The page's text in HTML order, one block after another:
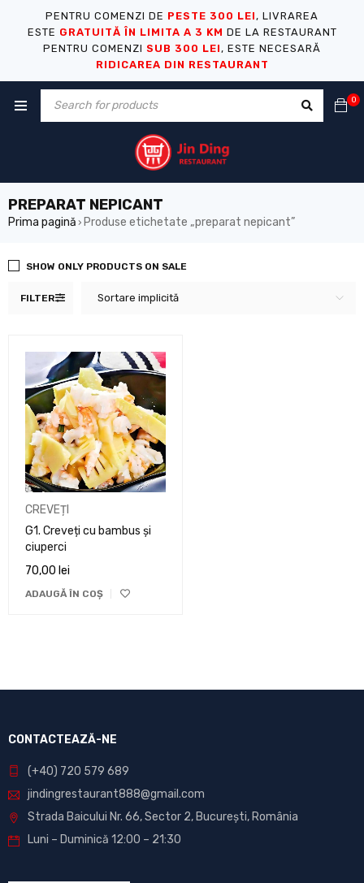
PENTRU COMENZI DE PESTE 300 LEI, LIVRAREA
ESTE GRATUITĂ ÎN LIMITA A 3 KM DE LA RESTAURANT
PENTRU COMENZI SUB 300 LEI, ESTE NECESARĂ
RIDICAREA DIN RESTAURANT
0
PREPARAT NEPICANT
Prima pagină › Produse etichetate „preparat nepicant”
FILTER Sortare implicită
SHOW ONLY PRODUCTS ON SALE
CREVEȚI
G1. Creveți cu bambus și
ciuperci
70,00 lei
ADAUGĂ ÎN COȘ
CONTACTEAZĂ-NE
(+40) 720 579 689
jindingrestaurant888@gmail.com
Strada Baicului Nr. 66, Sector 2, București, România
Luni – Duminică 12:00 – 21:30